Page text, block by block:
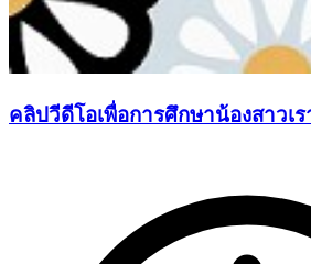
คลิปวีดีโอเพื่อการศึกษาน้องสาวเร